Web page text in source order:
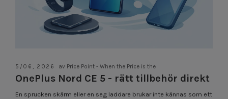
5/06, 2026 av Price Point - When the Price is the
OnePlus Nord CE 5 - rätt tillbehör direkt
En sprucken skärm eller en seg laddare brukar inte kännas som ett